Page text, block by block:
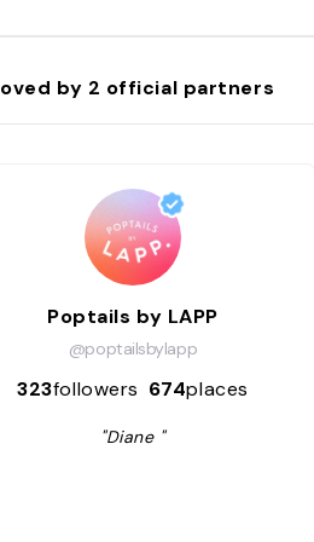
by 2 official partners
Poptails by LAPP
@poptailsbylapp
323followers 674places
"Diane "